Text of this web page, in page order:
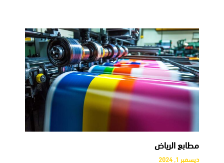
مطابع الرياض
ديسمبر 1, 2024